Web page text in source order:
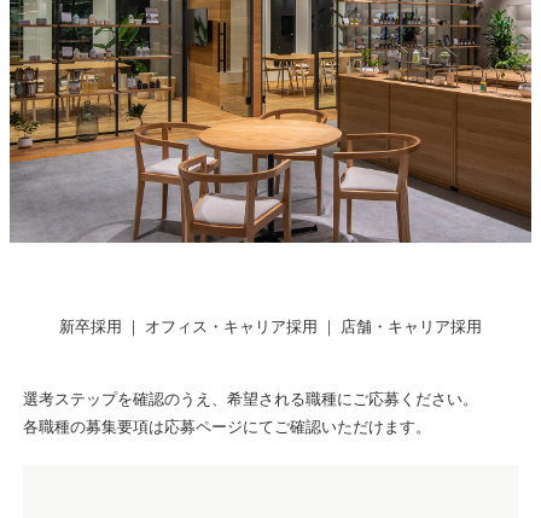
新卒採用 ｜ オフィス・キャリア採用 ｜ 店舗・キャリア採用
選考ステップを確認のうえ、希望される職種にご応募ください。
各職種の募集要項は応募ページにてご確認いただけます。